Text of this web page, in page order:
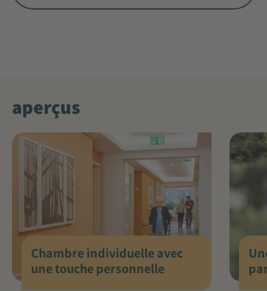
aperçus
Chambre individuelle avec
une touche personnelle